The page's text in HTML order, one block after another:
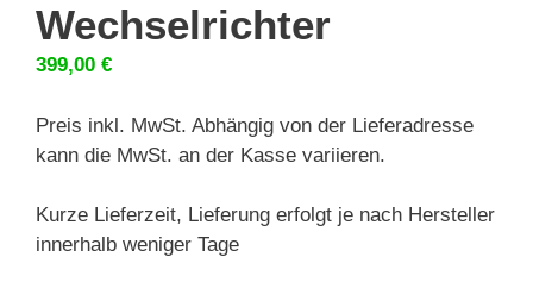
Wechselrichter
399,00 €
Preis inkl. MwSt. Abhängig von der Lieferadresse
kann die MwSt. an der Kasse variieren.
Kurze Lieferzeit, Lieferung erfolgt je nach Hersteller
innerhalb weniger Tage